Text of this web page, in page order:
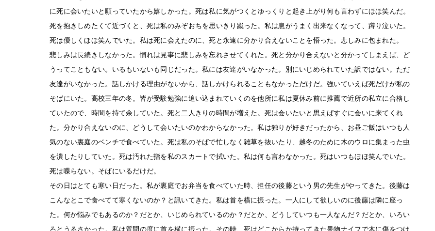
に死に会いたいと願っていたから嬉しかった。死は私に気がつくとゆっくりと起き上がり何も言わずにほほ笑んだ。
死を抱きしめたくて近づくと、死は私のみぞおちを思いきり蹴った。私は息がうまく出来なくなって、蹲り泣いた。
死は優しくほほ笑んでいた。私は死に会えたのに、死と永遠に分かり合えないことを悟った。悲しみに包まれた。
悲しみは長続きしなかった。慣れは見事に悲しみを忘れさせてくれた。死と分かり合えないと分かってしまえば、ど
うってこともない。いるもいないも同じだった。私には友達がいなかった。別にいじめられていた訳ではない。ただ
友達がいなかった。話しかける理由がないから、話しかけられることもなかっただけだ。強いていえば死だけが私の
そばにいた。高校三年の冬。皆が受験勉強に追い込まれていくのを他所に私は夏休み前に推薦で近所の私立に合格し
ていたので、時間を持て余していた。死と二人きりの時間が増えた。死は会いたいと思えばすぐに会いに来てくれ
た。分かり合えないのに、どうして会いたいのかわからなかった。私は独りが好きだったから、お昼ご飯はいつも人
気のない裏庭のベンチで食べていた。死は私のそばで忙しなく雑草を抜いたり、越冬のために木のウロに集まった虫
を潰したりしていた。死は汚れた指を私のスカートで拭いた。私は何も言わなかった。死はいつもほほ笑んでいた。
死は喋らない。そばにいるだけだ。
その日はとても寒い日だった。私が裏庭でお弁当を食べていた時、担任の後藤という男の先生がやってきた。後藤は
こんなとこで食べてて寒くないのか？と訊いてきた。私は首を横に振った。一人にして欲しいのに後藤は隣に座っ
た。何か悩みでもあるのか？だとか、いじめられているのか？だとか、どうしていつも一人なんだ？だとか、いろい
ろとうるさかった。私は質問の度に首を横に振った。その時、死はどこからか持ってきた果物ナイフで木に傷をつけ